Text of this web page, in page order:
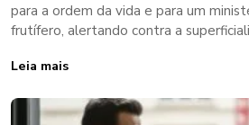
para a ordem da vida e para um
frutífero, alertando contra a
Leia mais